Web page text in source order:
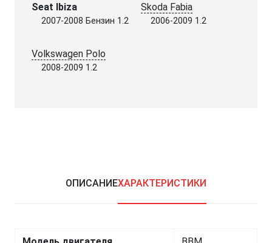
Seat Ibiza
2007-2008 Бензин 1.2
Skoda Fabia
2006-2009 1.2
Volkswagen Polo
2008-2009 1.2
ОПИСАНИЕХАРАКТЕРИСТИКИ